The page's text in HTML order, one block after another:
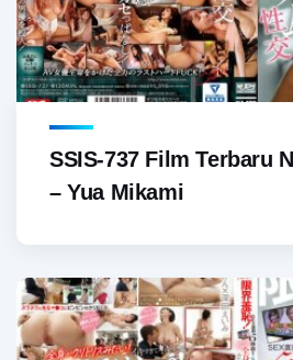
SSIS-737 Film Terbaru
– Yua Mikami